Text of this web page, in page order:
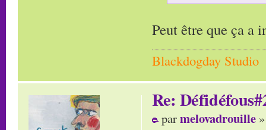
Peut être que ça a
Blackdogday Studio
Re:
parmelovadrouille